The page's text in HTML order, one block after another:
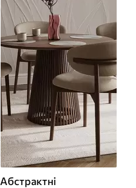
Абстрактні